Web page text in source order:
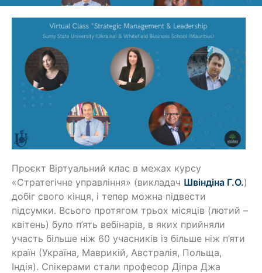
Проєкт Віртуальний клас в межах курсу
«Стратегічне управління» (викладач Швіндіна Г.О.)
добіг свого кінця, і тепер можна підвести
підсумки. Всього протягом трьох місяців (лютий –
квітень) було п’ять вебінарів, в яких прийняли
участь більше ніж 60 учасників із більше ніж п’яти
країн (Україна, Маврикій, Австралія, Польща,
Індія). Спікерами стали професор Діпра Джа